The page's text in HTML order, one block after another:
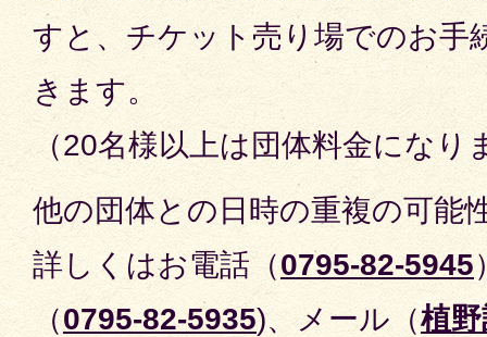
すと、チケット売り場でのお手
きます。
（20名様以上は団体料金になり
他の団体との日時の重複の可能
詳しくはお電話（0795-82-5945
（0795-82-5935)、メール（植